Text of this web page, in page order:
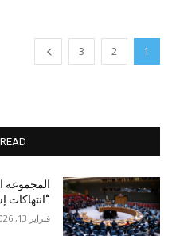
1
2
3
المجموعة
“انتهاكات
فبراير 13, 2026